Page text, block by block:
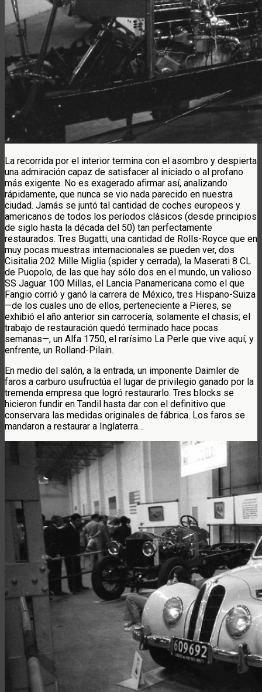
La recorrida por el interior termina con el asombro y despierta
una admiración capaz de satisfacer al iniciado o al profano
más exigente. No es exagerado afirmar así, analizando
rápidamente, que nunca se vio nada parecido en nuestra
ciudad. Jamás se juntó tal cantidad de coches europeos y
americanos de todos los períodos clásicos (desde principios
de siglo hasta la década del 50) tan perfectamente
restaurados. Tres Bugatti, una cantidad de Rolls-Royce que en
muy pocas muestras internacionales se pueden ver, dos
Cisitalia 202 Mille Miglia (spider y cerrada), la Maserati 8 CL
de Puopolo, de las que hay sólo dos en el mundo, un valioso
SS Jaguar 100 Millas, el Lancia Panamericana como el que
Fangio corrió y ganó la carrera de México, tres Hispano-Suiza
—de los cuales uno de ellos, perteneciente a Pieres, se
exhibió el año anterior sin carrocería, solamente el chasis; el
trabajo de restauración quedó terminado hace pocas
semanas—, un Alfa 1750, el rarísimo La Perle que vive aquí, y
enfrente, un Rolland-Pilain.
En medio del salón, a la entrada, un imponente Daimler de
faros a carburo usufructúa el lugar de privilegio ganado por la
tremenda empresa que logró restaurarlo. Tres blocks se
hicieron fundir en Tandil hasta dar con el definitivo que
conservara las medidas originales de fábrica. Los faros se
mandaron a restaurar a Inglaterra…